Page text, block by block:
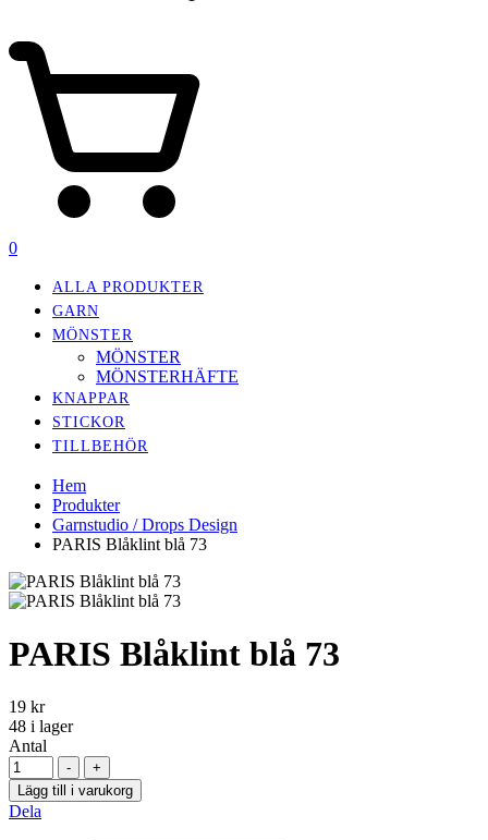
0
ALLA PRODUKTER
GARN
MÖNSTER
MÖNSTER
MÖNSTERHÄFTE
KNAPPAR
STICKOR
TILLBEHÖR
Hem
Produkter
Garnstudio / Drops Design
PARIS Blåklint blå 73
PARIS Blåklint blå 73
19 kr
48 i lager
Antal
-
+
Lägg till i varukorg
Dela